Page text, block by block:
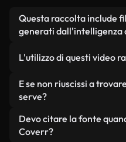
Questa raccolta include
generati dall'intelligenza
da filmati reali, girati
scalare, e da video
artificiale. Ogni video
L'utilizzo di questi video
Non se scegli le nostre
Offriamo formati
mantengono alta la
tempi di caricamento e
E se non riuscissi a
serve?
Puoi crearne uno
Studio. Ti basta
Devo citare la fonte
Coverr?